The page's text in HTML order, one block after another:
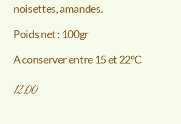
noisettes, amandes.
Poids net : 100gr
A conserver entre 15 et 22°C
12.00